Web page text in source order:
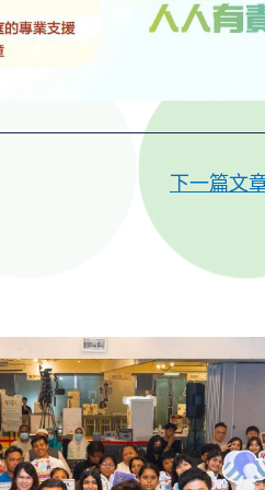
下一篇文